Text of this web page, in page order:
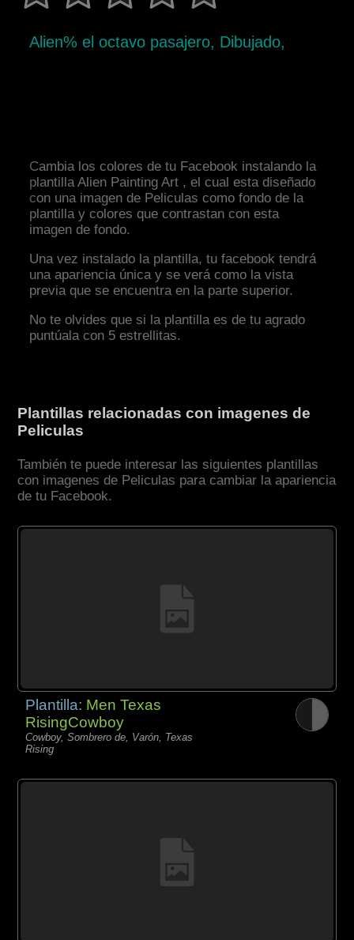
Alien% el octavo pasajero, Dibujado,
Cambia los colores de tu Facebook instalando la
plantilla Alien Painting Art , el cual esta diseñado
con una imagen de Peliculas como fondo de la
plantilla y colores que contrastan con esta
imagen de fondo.
Una vez instalado la plantilla, tu facebook tendrá
una apariencia única y se verá como la vista
previa que se encuentra en la parte superior.
No te olvides que si la plantilla es de tu agrado
puntúala con 5 estrellitas.
Plantillas relacionadas con imagenes de
Peliculas
También te puede interesar las siguientes plantillas
con imagenes de Peliculas para cambiar la apariencia
de tu Facebook.
Plantilla: Men Texas
RisingCowboy
Cowboy, Sombrero de, Varón, Texas
Rising